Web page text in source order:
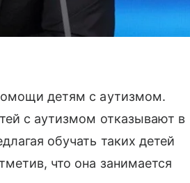
детям с аутизмом.
с аутизмом отказывают в
обучать таких детей
что она занимается